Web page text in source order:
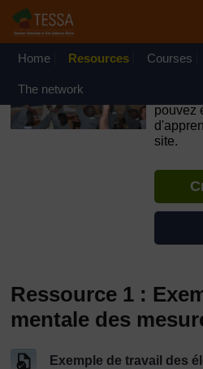
Passer au contenu principal
OpenLearn Create will be
August 2026 from 8am to
Home Resources Courses
The network
pouvez
site.
Ressource 1 :
mentale des
Exemple de travail des